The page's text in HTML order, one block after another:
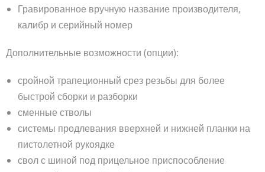
Гравированное вручную название производителя,
калибр и серийный номер
Дополнительные возможности (опции):
сройной трапеционный срез резьбы для более
быстрой сборки и разборки
сменные стволы
системы продлевания вверхней и нижней планки на
пистолетной рукоядке
свол с шиной под прицельное приспособление